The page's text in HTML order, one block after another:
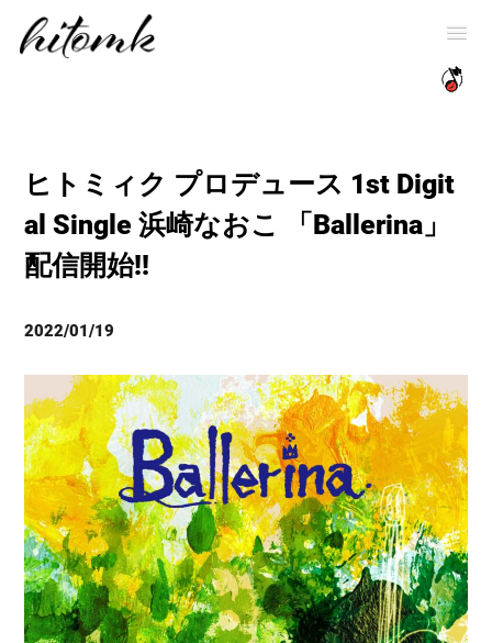
ヒトミィク プロデュース 1st Digit
al Single 浜崎なおこ 「Ballerina」
配信開始!!
2022/01/19